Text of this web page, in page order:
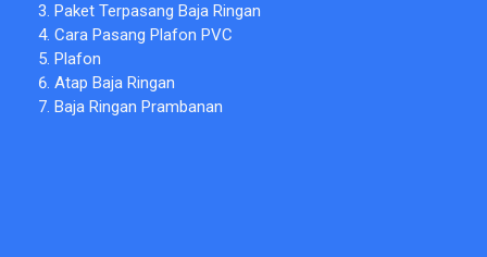
Paket Terpasang Baja Ringan
Cara Pasang Plafon PVC
Plafon
Atap Baja Ringan
Baja Ringan Prambanan